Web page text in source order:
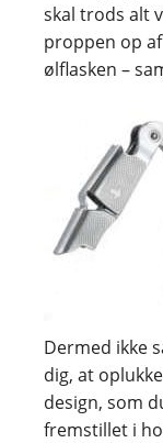
skal trods alt
proppen op
ølflasken –
Dermed ikke
dig, at
design, som
fremstillet i